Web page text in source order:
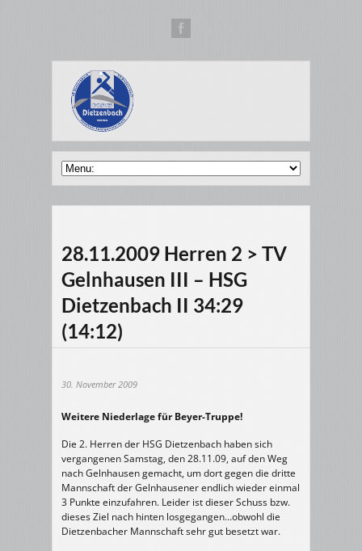
28.11.2009 Herren 2 > TV
Gelnhausen III – HSG
Dietzenbach II 34:29
(14:12)
30. November 2009
Weitere Niederlage für Beyer-Truppe!
Die 2. Herren der HSG Dietzenbach haben sich
vergangenen Samstag, den 28.11.09, auf den Weg
nach Gelnhausen gemacht, um dort gegen die dritte
Mannschaft der Gelnhausener endlich wieder einmal
3 Punkte einzufahren. Leider ist dieser Schuss bzw.
dieses Ziel nach hinten losgegangen…obwohl die
Dietzenbacher Mannschaft sehr gut besetzt war.